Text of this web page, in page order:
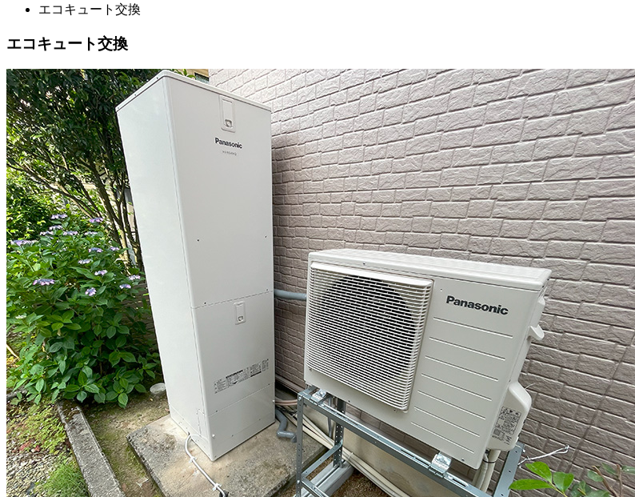
エコキュート交換
エコキュート交換